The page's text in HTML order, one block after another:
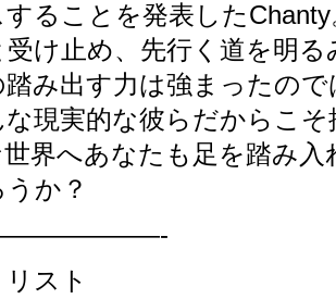
することを発表した
受け止め、先行く道を明
踏み出す力は強まったの
現実的な彼らだからこ
界へあなたも足を踏み
か？
スト